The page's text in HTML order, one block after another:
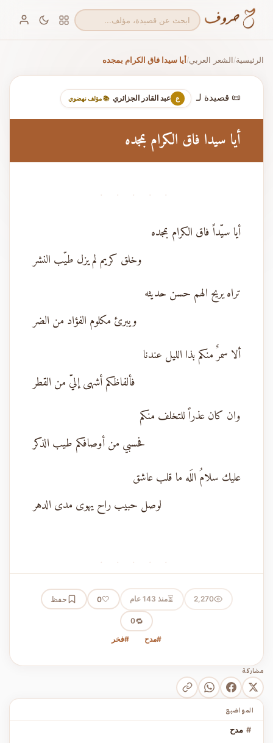
الرئيسية/الشعر العربي/أيا سيدا فاق الكرام بمجده
📜 قصيدة لـ ع عبد القادر الجزائري 📚 مؤلف نهضوي
أيا سيدا فاق الكرام بمجده
· · · · ·
أيا سيّداً فاق الكرام بمجده
وخلق كريم لم يزل طيّب النشر
تراه يريح الهم حسن حديثه
ويبرئ مكلوم الفؤاد من الضر
ألا سمرٌ منكم بذا الليل عندنا
فألفاظكم أشهى إليّ من القطر
وان كان عذراً للتخلف منكم
فحسبي من أوصافكم طيب الذكر
عليك سلامُ اللَه ما قلب عاشق
لوصل حبيب راح يهوى مدى الدهر
· · · · ·
2,270
⏳منذ 143 عام 🤍
0 حفظ
🔁
0
#مدح
#فخر
مشاركة
المواضيع
# مدح